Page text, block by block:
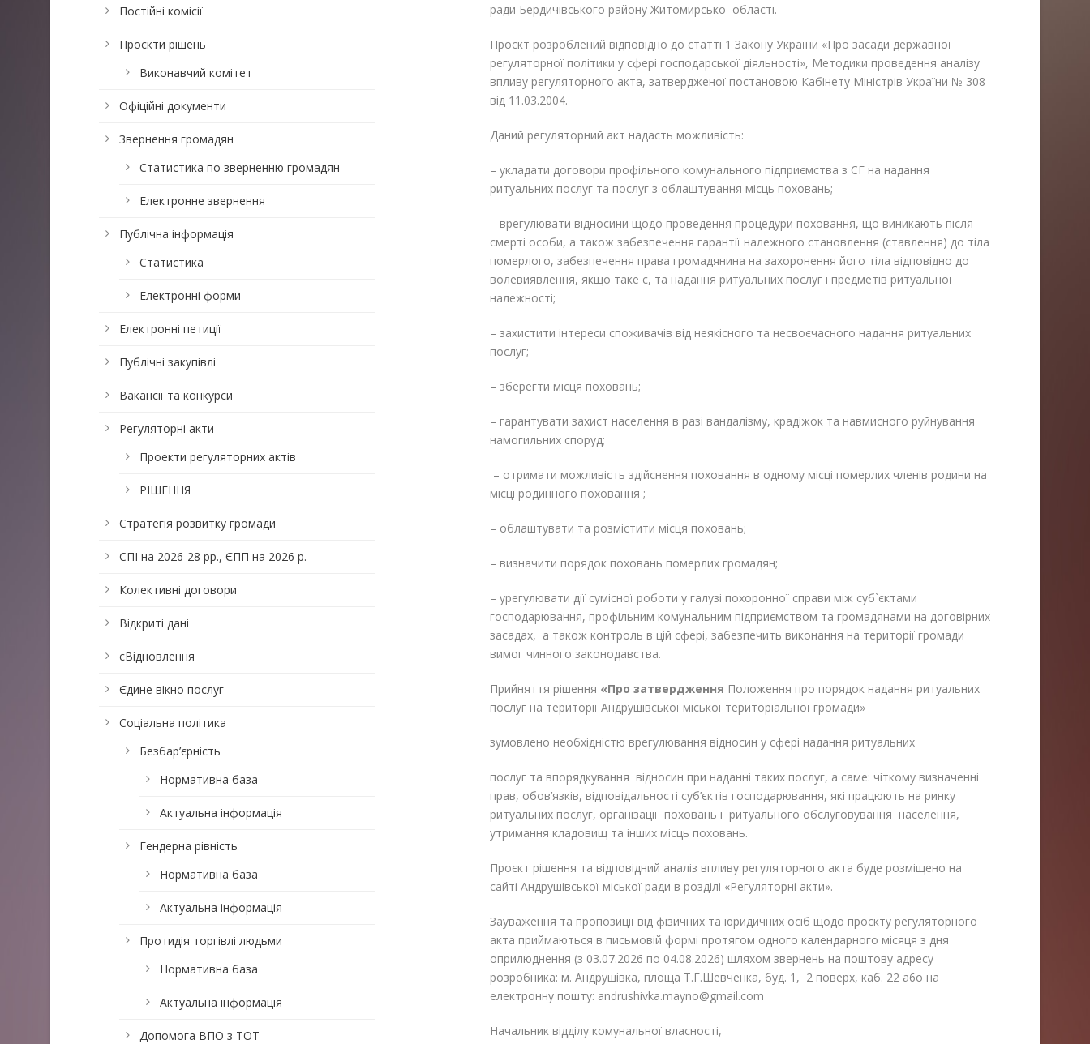
ради Бердичівського району Житомирської області.
Проєкт розроблений відповідно до статті 1 Закону України «Про засади державної
регуляторної політики у сфері господарської діяльності», Методики проведення аналізу
впливу регуляторного акта, затвердженої постановою Кабінету Міністрів України № 308
від 11.03.2004.
Даний регуляторний акт надасть можливість:
– укладати договори профільного комунального підприємства з СГ на надання
ритуальних послуг та послуг з облаштування місць поховань;
– врегулювати відносини щодо проведення процедури поховання, що виникають після
смерті особи, а також забезпечення гарантії належного становлення (ставлення) до тіла
померлого, забезпечення права громадянина на захоронення його тіла відповідно до
волевиявлення, якщо таке є, та надання ритуальних послуг і предметів ритуальної
належності;
– захистити інтереси споживачів від неякісного та несвоєчасного надання ритуальних
послуг;
– зберегти місця поховань;
– гарантувати захист населення в разі вандалізму, крадіжок та навмисного руйнування
намогильних споруд;
– отримати можливість здійснення поховання в одному місці померлих членів родини на
місці родинного поховання ;
– облаштувати та розмістити місця поховань;
– визначити порядок поховань померлих громадян;
– урегулювати дії сумісної роботи у галузі похоронної справи між суб`єктами
господарювання, профільним комунальним підприємством та громадянами на договірних
засадах, а також контроль в цій сфері, забезпечить виконання на території громади
вимог чинного законодавства.
Прийняття рішення «Про затвердження Положення про порядок надання ритуальних
послуг на території Андрушівської міської територіальної громади»
зумовлено необхідністю врегулювання відносин у сфері надання ритуальних
послуг та впорядкування відносин при наданні таких послуг, а саме: чіткому визначенні
прав, обов’язків, відповідальності суб’єктів господарювання, які працюють на ринку
ритуальних послуг, організації поховань і ритуального обслуговування населення,
утримання кладовищ та інших місць поховань.
Проєкт рішення та відповідний аналіз впливу регуляторного акта буде розміщено на
сайті Андрушівської міської ради в розділі «Регуляторні акти».
Зауваження та пропозиції від фізичних та юридичних осіб щодо проєкту регуляторного
акта приймаються в письмовій формі протягом одного календарного місяця з дня
оприлюднення (з 03.07.2026 по 04.08.2026) шляхом звернень на поштову адресу
розробника: м. Андрушівка, площа Т.Г.Шевченка, буд. 1, 2 поверх, каб. 22 a6o на
електронну пошту: andrushivka.mayno@gmail.com
Начальник відділу комунальної власності,
Постійні комісії
Проєкти рішень
Виконавчий комітет
Офіційні документи
Звернення громадян
Статистика по зверненню громадян
Електронне звернення
Публічна інформація
Статистика
Електронні форми
Електронні петиції
Публічні закупівлі
Вакансії та конкурси
Регуляторні акти
Проекти регуляторних актів
РІШЕННЯ
Стратегія розвитку громади
СПІ на 2026-28 рр., ЄПП на 2026 р.
Колективні договори
Відкриті дані
єВідновлення
Єдине вікно послуг
Соціальна політика
Безбар’єрність
Нормативна база
Актуальна інформація
Гендерна рівність
Нормативна база
Актуальна інформація
Протидія торгівлі людьми
Нормативна база
Актуальна інформація
Допомога ВПО з ТОТ